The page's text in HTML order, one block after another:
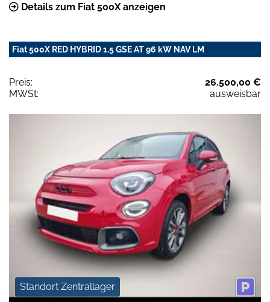
Details zum Fiat 500X anzeigen
Fiat 500X RED HYBRID 1.5 GSE AT 96 kW NAV LM
Preis:
26.500,00 €
MWSt:
ausweisbar
Standort Zentrallager